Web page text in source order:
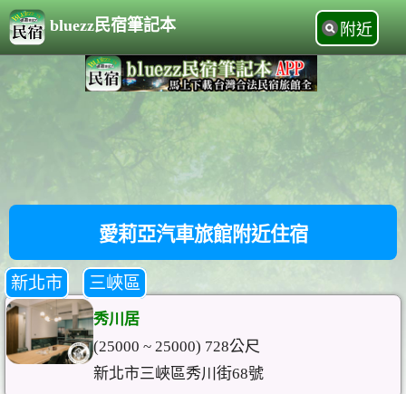
bluezz民宿筆記本 附近
愛莉亞汽車旅館附近住宿
新北市 三峽區
秀川居
(25000 ~ 25000) 728公尺
新北市三峽區秀川街68號